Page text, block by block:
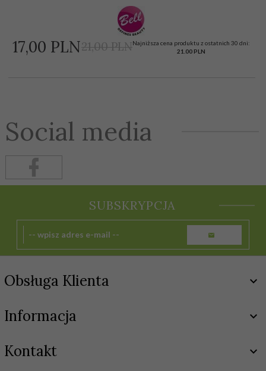
17,00 PLN21,00 PLNNajniższa cena produktu z ostatnich 30 dni:
21.00 PLN
Social media
SUBSKRYPCJA
Obsługa Klienta
Informacja
Kontakt